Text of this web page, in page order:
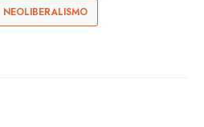
NEOLIBERALISMO